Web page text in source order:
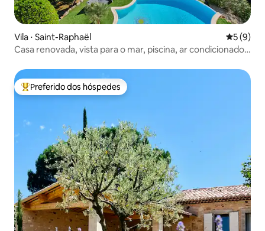
Vila ⋅ Saint-Raphaël 5 de
5 (9)
Casa renovada, vista para o mar, piscina, ar condicionado,
Entre os melhores preferidos dos hóspedes
Preferido dos hóspedes